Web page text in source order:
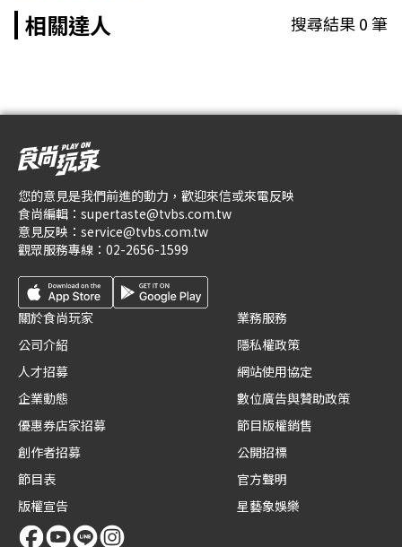
相關達人 搜尋結果0筆
您的意見是我們前進的動力，歡迎來信或來電反映
食尚編輯： supertaste@tvbs.com.tw
意見反映： service@tvbs.com.tw
觀眾服務專線： 02-2656-1599
關於食尚玩家
公司介紹
人才招募
企業動態
優惠券店家招募
創作者招募
節目表
版權宣告
業務服務
隱私權政策
網站使用協定
數位廣告與贊助政策
節目版權銷售
公開招標
官方聲明
星藝象娛樂